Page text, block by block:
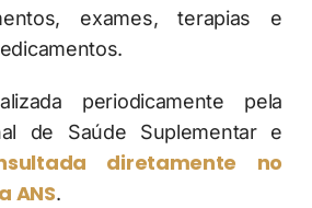
exames, terapias e
periodicamente pela
de Saúde Suplementar e
diretamente no
ANS.